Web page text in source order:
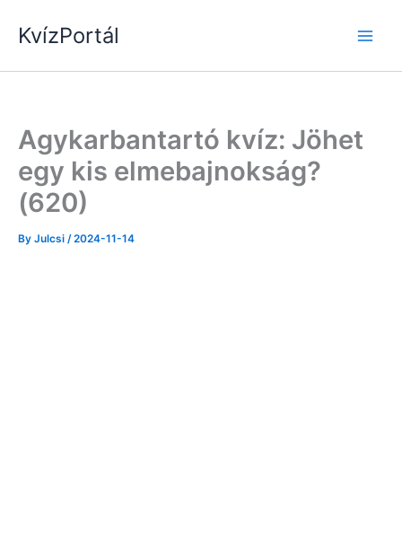
KvízPortál
Agykarbantartó kvíz: Jöhet
egy kis elmebajnokság?
(620)
By Julcsi /2024-11-14